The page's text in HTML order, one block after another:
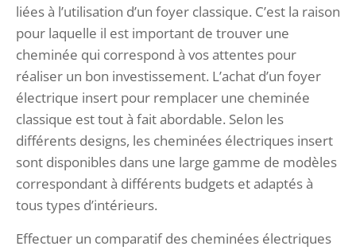
liées à l’utilisation d’un foyer classique. C’est la raison
pour laquelle il est important de trouver une
cheminée qui correspond à vos attentes pour
réaliser un bon investissement. L’achat d’un foyer
électrique insert pour remplacer une cheminée
classique est tout à fait abordable. Selon les
différents designs, les cheminées électriques insert
sont disponibles dans une large gamme de modèles
correspondant à différents budgets et adaptés à
tous types d’intérieurs.
Effectuer un comparatif des cheminées électriques